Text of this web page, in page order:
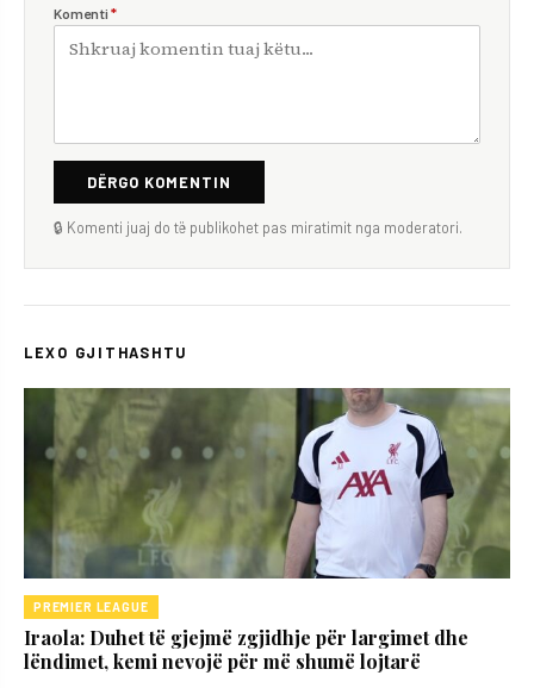
Komenti *
DËRGO KOMENTIN
🔒 Komenti juaj do të publikohet pas miratimit nga moderatori.
LEXO GJITHASHTU
PREMIER LEAGUE
Iraola: Duhet të gjejmë zgjidhje për largimet dhe
lëndimet, kemi nevojë për më shumë lojtarë